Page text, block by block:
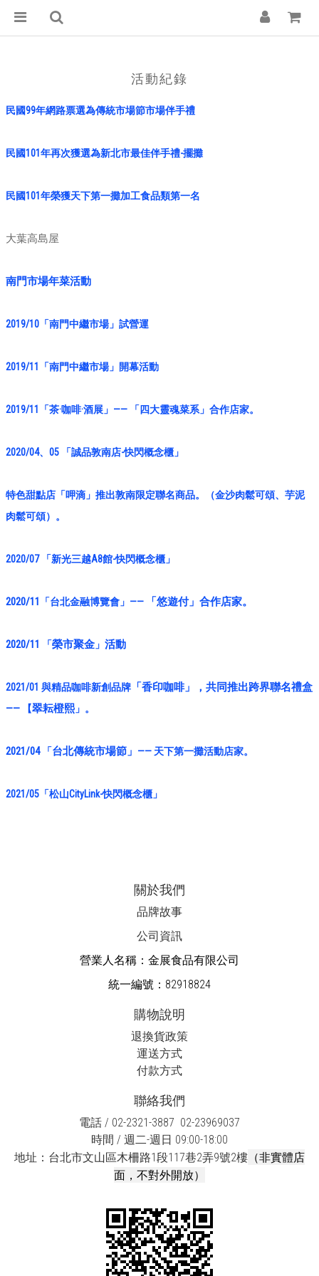
活動紀錄
民國99年網路票選為傳統市場節市場伴手禮
民國101年再次獲選為新北市最佳伴手禮-擺攤
民國101年榮獲天下第一攤加工食品類第一名
大葉高島屋
南門市場年菜活動
2019/10 「南門中繼市場」 試營運
2019/11 「南門中繼市場」 開幕活動
2019/11 「茶·咖啡·酒展 」 —— 「四大靈魂菜系」合作店家。
2020/04、05 「誠品敦南店-快閃概念櫃 」
特色甜點店「呷滴」推出敦南限定聯名商品。（金沙肉鬆可頌、芋泥
肉鬆可頌）。
2020/07 「新光三越A8館-快閃概念櫃 」
2020/11 「台北金融博覽會 」 —— 「悠遊付」 合作店家。
2020/11 「榮市聚金 」 活動
2021/01 與精品咖啡新創品牌 「香印咖啡」，共同推出跨界聯名禮盒
——
【翠耘橙熙 」 。
2021/04 「台北傳統市場節 」 —— 天下第一攤活動店家。
2021/05 「松山CityLink-快閃概念櫃 」
關於我們
品牌故事
公司資訊
營業人名稱：金展食品有限公司
統一編號：82918824
購物說明
退換貨政策
運送方式
付款方式
聯絡我們
電話 / 02-2321-3887 02-23969037
時間 / 週二-週日 09:00-18:00
地址：台北市文山區木柵路1段117巷2弄9號2樓 （非實體店
面，不對外開放）